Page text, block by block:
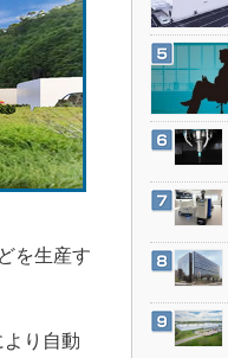
を生産す
り自動